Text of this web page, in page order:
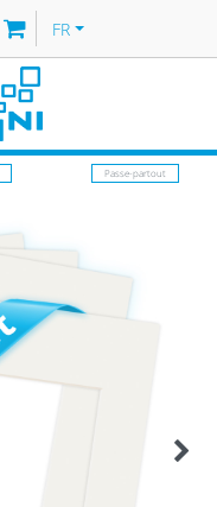
FR
Passe-partout